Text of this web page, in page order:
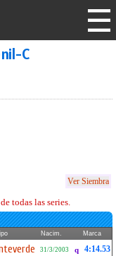
C
Ver Siembra
todas las series.
Nacim. Marca
31/3/2003 q 4:14.53